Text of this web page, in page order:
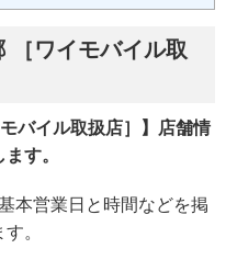
［ワイモバイル取
バイル取扱店］】店舗情
す。
本営業日と時間などを掲
。